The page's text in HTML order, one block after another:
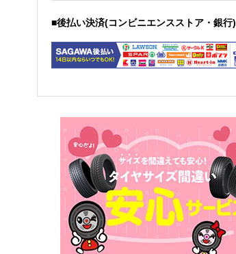
■後払い決済(コンビニエンスストア・銀行)